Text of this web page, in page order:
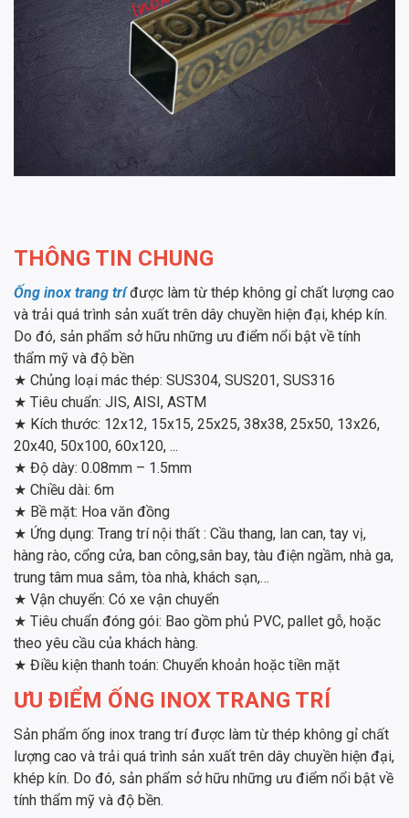
THÔNG TIN CHUNG
Ống inox trang tríđược làm từ thép không gỉ chất lượng cao
và trải quá trình sản xuất trên dây chuyền hiện đại, khép kín.
Do đó, sản phẩm sở hữu những ưu điểm nổi bật về tính
thẩm mỹ và độ bền
★ Chủng loại mác thép: SUS304, SUS201, SUS316
★ Tiêu chuẩn: JIS, AISI, ASTM
★ Kích thước: 12x12, 15x15, 25x25, 38x38, 25x50, 13x26,
20x40, 50x100, 60x120, ...
★ Độ dày: 0.08mm – 1.5mm
★ Chiều dài: 6m
★ Bề mặt: Hoa văn đồng
★ Ứng dụng: Trang trí nội thất : Cầu thang, lan can, tay vị,
hàng rào, cổng cửa, ban công,sân bay, tàu điện ngầm, nhà ga,
trung tâm mua sắm, tòa nhà, khách sạn,…
★ Vận chuyển: Có xe vận chuyển
★ Tiêu chuẩn đóng gói: Bao gồm phủ PVC, pallet gỗ, hoặc
theo yêu cầu của khách hàng.
★ Điều kiện thanh toán: Chuyển khoản hoặc tiền mặt
ƯU ĐIỂM ỐNG INOX TRANG TRÍ
Sản phẩm ống inox trang trí được làm từ thép không gỉ chất
lượng cao và trải quá trình sản xuất trên dây chuyền hiện đại,
khép kín. Do đó, sản phẩm sở hữu những ưu điểm nổi bật về
tính thẩm mỹ và độ bền.